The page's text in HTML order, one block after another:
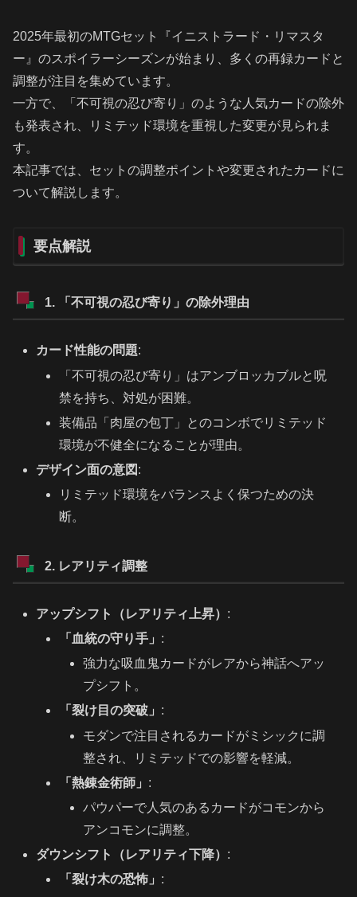
2025年最初のMTGセット『イニストラード・リマスタ
ー』のスポイラーシーズンが始まり、多くの再録カードと
調整が注目を集めています。
一方で、「不可視の忍び寄り」のような人気カードの除外
も発表され、リミテッド環境を重視した変更が見られま
す。
本記事では、セットの調整ポイントや変更されたカードに
ついて解説します。
要点解説
1. 「不可視の忍び寄り」の除外理由
カード性能の問題:
「不可視の忍び寄り」はアンブロッカブルと呪
禁を持ち、対処が困難。
装備品「肉屋の包丁」とのコンボでリミテッド
環境が不健全になることが理由。
デザイン面の意図 :
リミテッド環境をバランスよく保つための決
断。
2. レアリティ調整
アップシフト（レアリティ上昇） :
「血統の守り手」 :
強力な吸血鬼カードがレアから神話へアッ
プシフト。
「裂け目の突破」 :
モダンで注目されるカードがミシックに調
整され、リミテッドでの影響を軽減。
「熱錬金術師」 :
パウパーで人気のあるカードがコモンから
アンコモンに調整。
ダウンシフト（レアリティ下降） :
「裂け木の恐怖」 :